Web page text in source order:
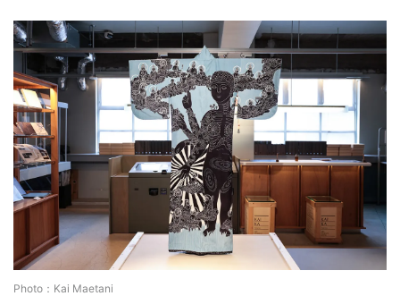
Photo：Kai Maetani